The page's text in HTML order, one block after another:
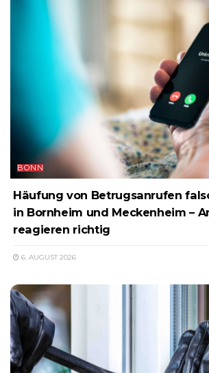
BONN
Häufung von Betrugsanrufen
in Bornheim und Meckenheim –
reagieren richtig
6. AUGUST 2026